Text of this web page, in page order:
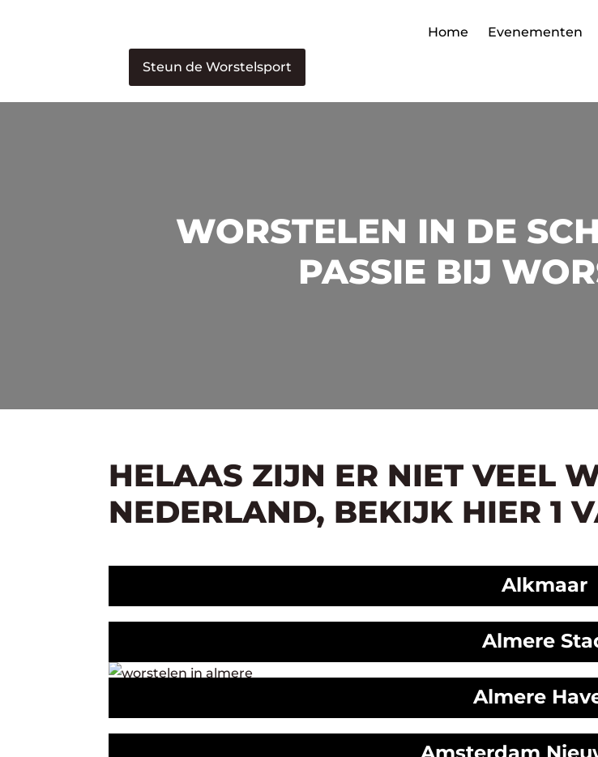
Home Evenementen
Steun de Worstelsport
WORSTELEN IN DE
PASSIE BIJ
HELAAS ZIJN ER NIET VEEL
NEDERLAND, BEKIJK HIER 1
Alkmaar
Almere
Almere
Amsterdam